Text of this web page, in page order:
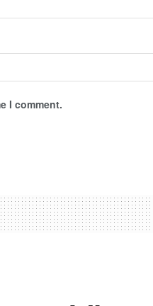
I comment.